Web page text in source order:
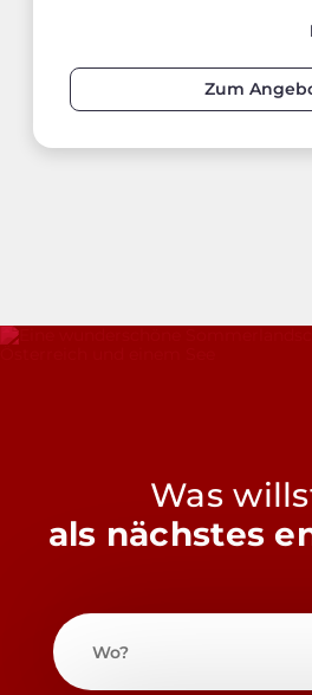
Zum
Was
als nächstes
Wo?